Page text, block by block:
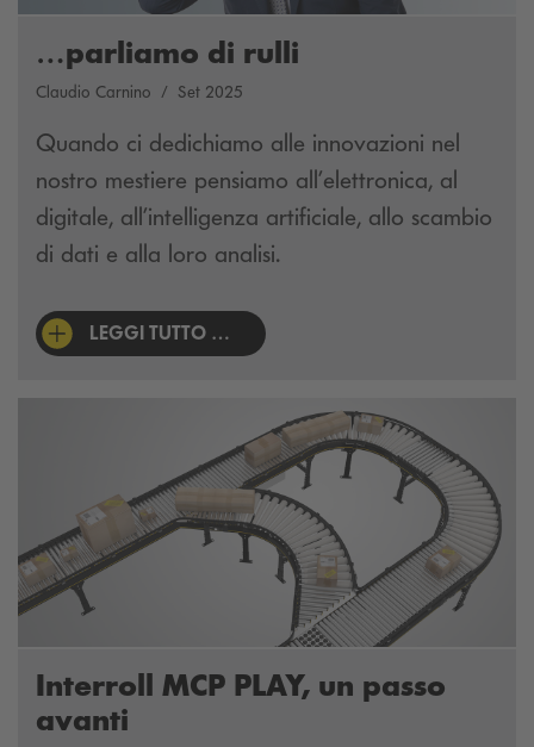
…parliamo di rulli
Claudio Carnino Set 2025
Quando ci dedichiamo alle innovazioni nel
nostro mestiere pensiamo all’elettronica, al
digitale, all’intelligenza artificiale, allo scambio
di dati e alla loro analisi.
LEGGI TUTTO …
Interroll MCP PLAY, un passo
avanti